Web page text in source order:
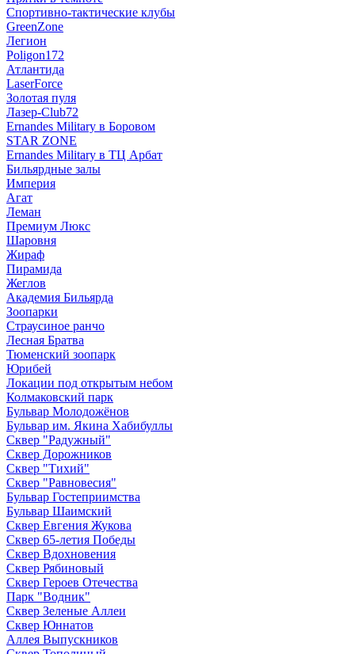
Спортивно-тактические клубы
GreenZone
Легион
Poligon172
Атлантида
LaserForce
Золотая пуля
Лазер-Club72
Ernandes Military в Боровом
STAR ZONE
Ernandes Military в ТЦ Арбат
Бильярдные залы
Империя
Агат
Леман
Премиум Люкс
Шаровня
Жираф
Пирамида
Жеглов
Академия Бильярда
Зоопарки
Страусиное ранчо
Лесная Братва
Тюменский зоопарк
Юрибей
Локации под открытым небом
Колмаковский парк
Бульвар Молодожёнов
Бульвар им. Якина Хабибуллы
Сквер "Радужный"
Сквер Дорожников
Сквер "Тихий"
Cквер "Равновесия"
Бульвар Гостеприимства
Бульвар Шаимский
Сквер Евгения Жукова
Сквер 65-летия Победы
Сквер Вдохновения
Сквер Рябиновый
Сквер Героев Отечества
Парк "Водник"
Сквер Зеленые Аллеи
Сквер Юннатов
Аллея Выпускников